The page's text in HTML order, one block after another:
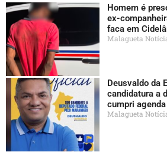
Homem é
ex-
faca em
Malagueta
Deusvaldo da
candidatura a
cumpri
Malagueta